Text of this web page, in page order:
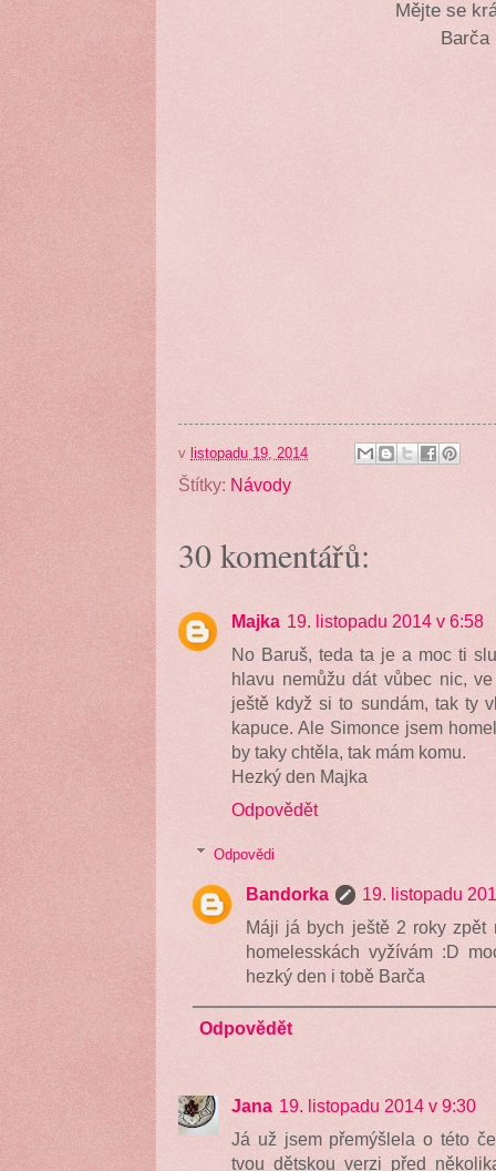
Mějte se
Barča
v listopadu 19, 2014
Štítky: Návody
30 komentářů:
Majka 19. listopadu 2014 v 6:58
No Baruš, teda ta je a moc ti
hlavu nemůžu dát vůbec nic,
ještě když si to sundám, tak ty
kapuce. Ale Simonce jsem
by taky chtěla, tak mám komu.
Hezký den Majka
Odpovědět
Odpovědi
Bandorka
19. listopadu
Máji já bych ještě 2 roky
homelesskách vyžívám :D
hezký den i tobě Barča
Odpovědět
Jana 19. listopadu 2014 v 9:30
Já už jsem přemýšlela o této
tvou dětskou verzi před